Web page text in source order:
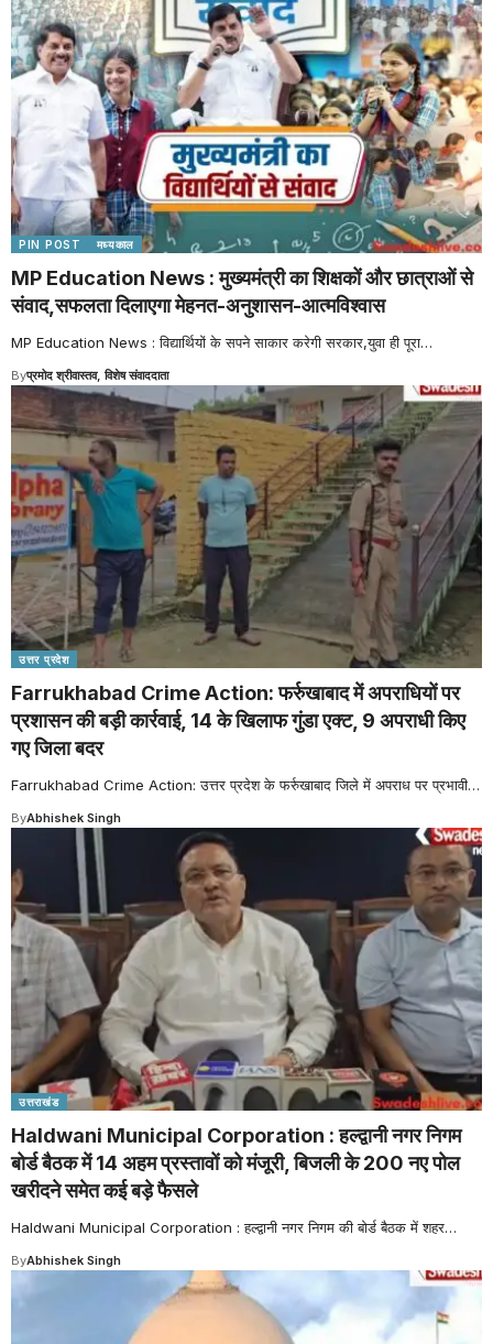
PIN POST मध्यकाल
MP Education News : मुख्यमंत्री का शिक्षकों और छात्राओं से
संवाद,सफलता दिलाएगा मेहनत-अनुशासन-आत्मविश्वास
MP Education News : विद्यार्थियों के सपने साकार करेगी सरकार,युवा ही पूरा…
Byप्रमोद श्रीवास्तव, विशेष संवाददाता
उत्तर प्रदेश
Farrukhabad Crime Action: फर्रुखाबाद में अपराधियों पर
प्रशासन की बड़ी कार्रवाई, 14 के खिलाफ गुंडा एक्ट, 9 अपराधी किए
गए जिला बदर
Farrukhabad Crime Action: उत्तर प्रदेश के फर्रुखाबाद जिले में अपराध पर प्रभावी…
ByAbhishek Singh
उत्तराखंड
Haldwani Municipal Corporation : हल्द्वानी नगर निगम
बोर्ड बैठक में 14 अहम प्रस्तावों को मंजूरी, बिजली के 200 नए पोल
खरीदने समेत कई बड़े फैसले
Haldwani Municipal Corporation : हल्द्वानी नगर निगम की बोर्ड बैठक में शहर…
ByAbhishek Singh